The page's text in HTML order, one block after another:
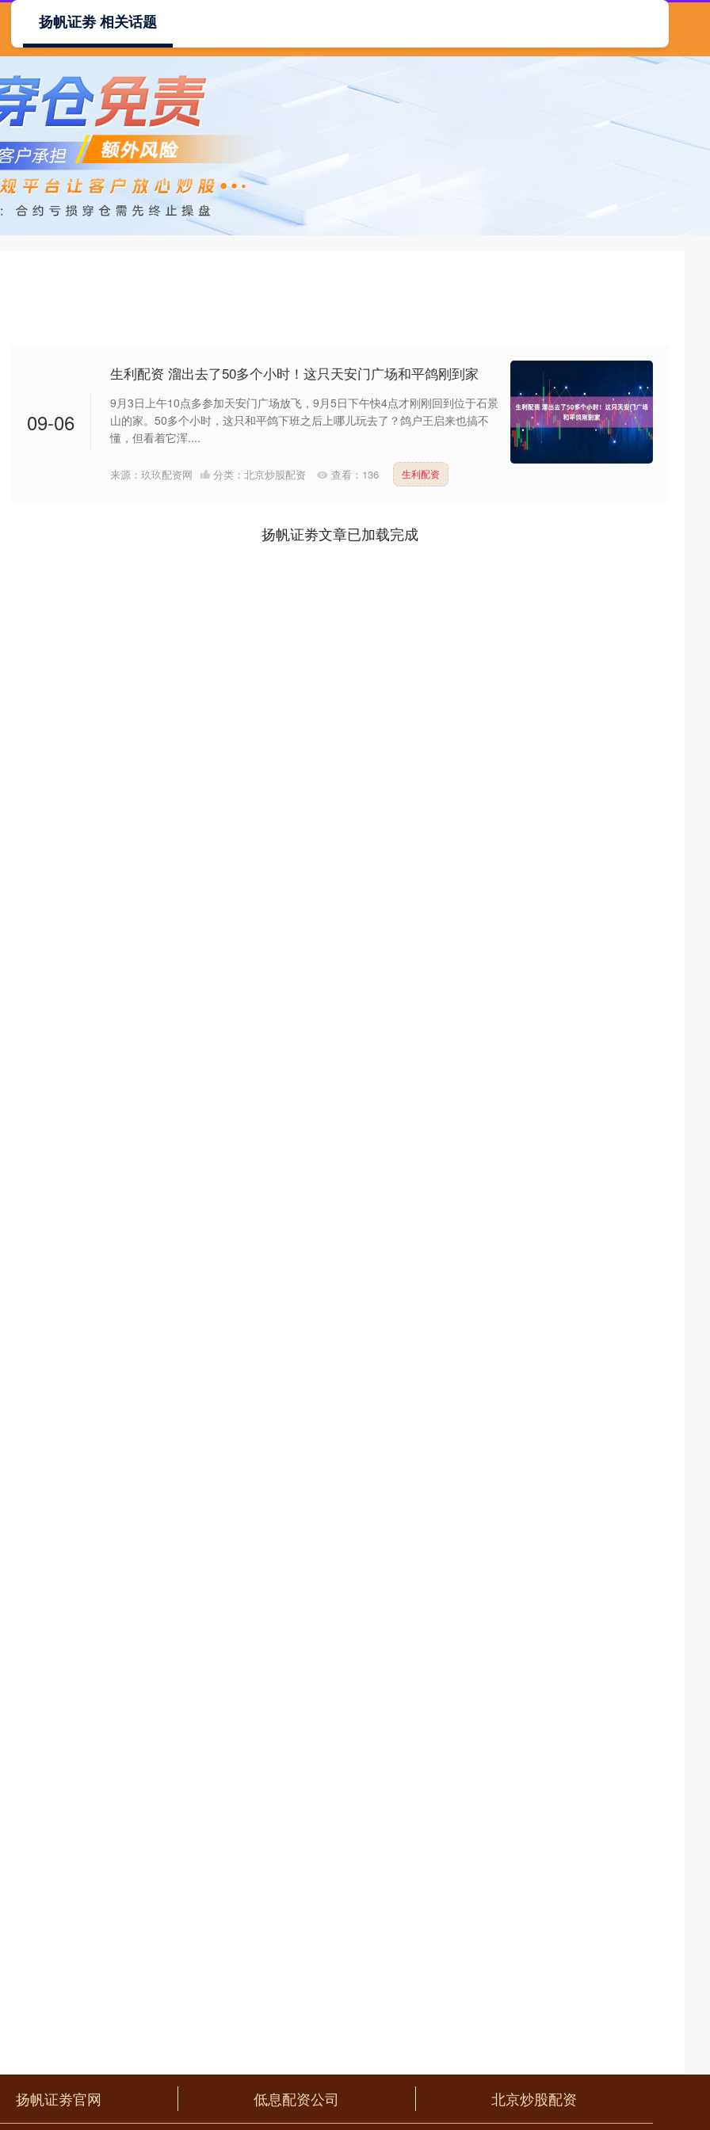
首页 扬帆证劵
扬帆证劵 相关话题
09-06
生利配资 溜出去了50多个小时！这只天安门广场和平鸽刚到家
9月3日上午10点多参加天安门广场放飞，9月5日下午快4点才刚刚回到位于石景
山的家。50多个小时，这只和平鸽下班之后上哪儿玩去了？鸽户王启来也搞不
懂，但看着它浑....
来源：玖玖配资网 分类： 北京炒股配资 查看： 136 生利配资
扬帆证劵文章已加载完成
扬帆证劵官网 低息配资公司 北京炒股配资